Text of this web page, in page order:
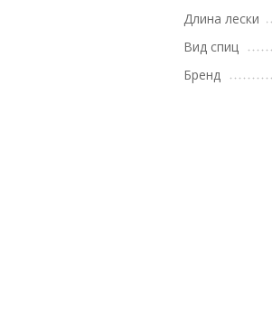
Длина лески
Вид спиц
Бренд